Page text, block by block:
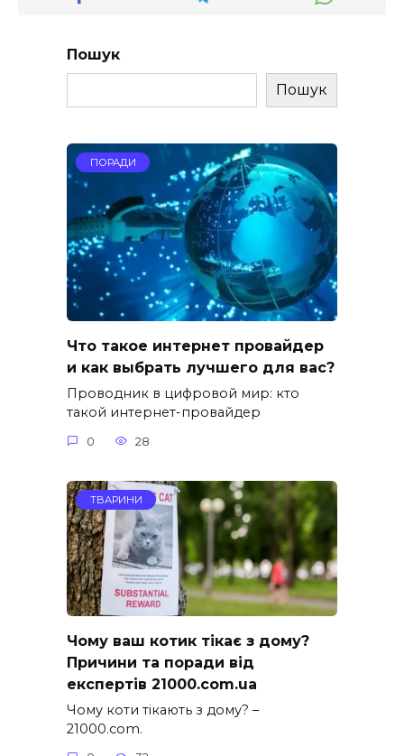
Пошук
Пошук
ПОРАДИ
Что такое интернет провайдер
и как выбрать лучшего для вас?
Проводник в цифровой мир: кто
такой интернет-провайдер
0 28
ТВАРИНИ
Чому ваш котик тікає з дому?
Причини та поради від
експертів 21000.com.ua
Чому коти тікають з дому? –
21000.com.